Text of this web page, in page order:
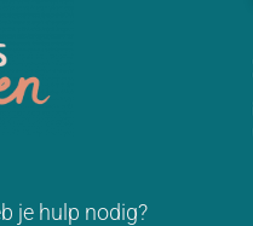
je hulp nodig?